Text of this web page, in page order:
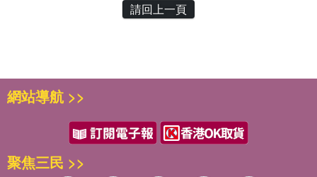
請回上一頁
網站導航 >>
聚焦三民 >>